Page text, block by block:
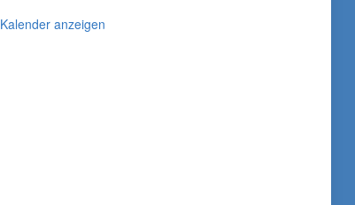
Kalender anzeigen